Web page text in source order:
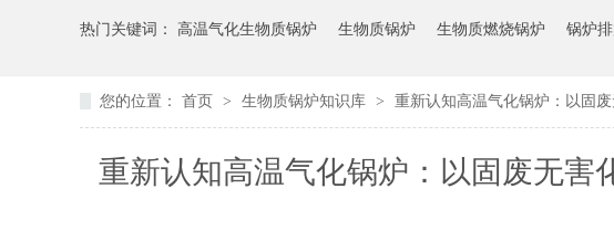
热门关键词： 高温气化生物质锅炉 生物质锅炉 生物质燃烧锅炉 锅炉
您的位置： 首页 > 生物质锅炉知识库 > 重新认知高温气化锅炉：以固
重新认知高温气化锅炉：以固废无害